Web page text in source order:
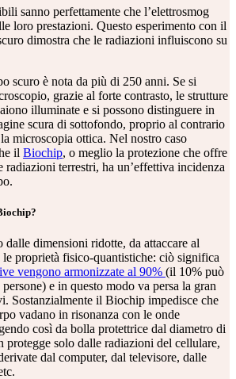
sanno perfettamente che l’elettrosmog
loro prestazioni. Questo esperimento con il
dimostra che le radiazioni influiscono su
scuro è nota da più di 250 anni. Se si
grazie al forte contrasto, le strutture
illuminate e si possono distinguere in
scura di sottofondo, proprio al contrario
microscopia ottica. Nel nostro caso
il Biochip, o meglio la protezione che offre
radiazioni terrestri, ha un’effettiva incidenza
dimensioni ridotte, da attaccare al
proprietà fisico-quantistiche: ciò significa
vengono armonizzate al 90% (il 10% può
e in questo modo va persa la gran
Sostanzialmente il Biochip impedisce che
vadano in risonanza con le onde
così da bolla protettrice dal diametro di
solo dalle radiazioni del cellulare,
dal computer, dal televisore, dalle